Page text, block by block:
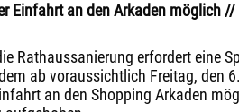
Einfahrt an den Arkaden möglich
Rathaussanierung erfordert eine
ab voraussichtlich Freitag, den
an den Shopping Arkaden